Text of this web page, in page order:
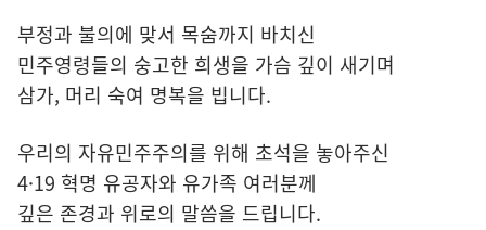
부정과 불의에 맞서 목숨까지 바치신
민주영령들의 숭고한 희생을 가슴 깊이 새기며
삼가, 머리 숙여 명복을 빕니다.
우리의 자유민주주의를 위해 초석을 놓아주신
4·19 혁명 유공자와 유가족 여러분께
깊은 존경과 위로의 말씀을 드립니다.